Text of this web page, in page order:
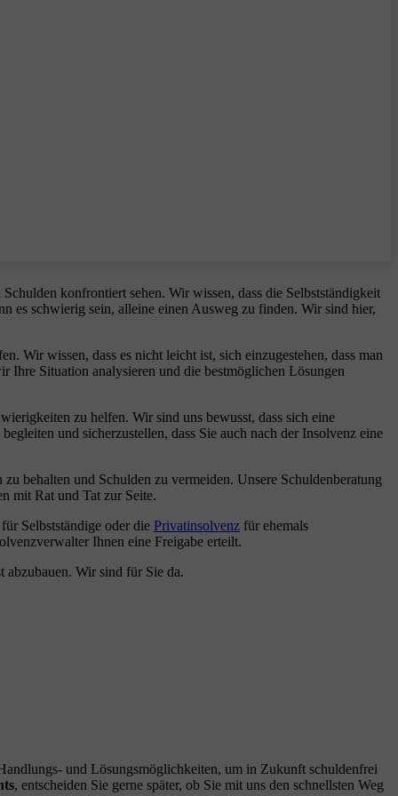
konfrontiert sehen. Wir wissen, dass die Selbstständigkeit
es schwierig sein, alleine einen Ausweg zu finden. Wir sind hier,
Wir wissen, dass es nicht leicht ist, sich einzugestehen, dass man
Ihre Situation analysieren und die bestmöglichen Lösungen
zu helfen. Wir sind uns bewusst, dass sich eine
und sicherzustellen, dass Sie auch nach der Insolvenz eine
behalten und Schulden zu vermeiden. Unsere Schuldenberatung
mit Rat und Tat zur Seite.
für Selbstständige oder die Privatinsolvenz für ehemals
Ihnen eine Freigabe erteilt.
abzubauen. Wir sind für Sie da.
und Lösungsmöglichkeiten, um in Zukunft schuldenfrei
, entscheiden Sie gerne später, ob Sie mit uns den schnellsten Weg